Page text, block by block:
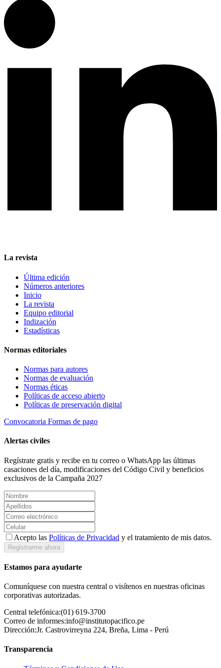
La revista
Última edición
Números anteriores
Inicio
La revista
Equipo editorial
Indización
Estadísticas
Normas editoriales
Normas para autores
Normas de evaluación
Normas éticas
Políticas de acceso abierto
Políticas de preservación digital
Convocatoria Formas de pago
Alertas civiles
Regístrate gratis y recibe en tu correo o WhatsApp las últimas
casaciones del día, modificaciones del Código Civil y beneficios
exclusivos de la Campaña 2027
Acepto las Políticas de Privacidad y el tratamiento de mis datos.
Registrarme ahora
Estamos para ayudarte
Comuníquese con nuestra central o visítenos en nuestras oficinas
corporativas autorizadas.
Central telefónica:(01) 619-3700
Correo de informes:info@institutopacifico.pe
Dirección:Jr. Castrovirreyna 224, Breña, Lima - Perú
Transparencia